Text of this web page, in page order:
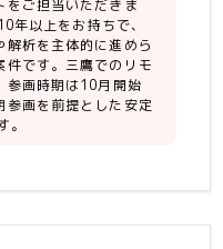
をご担当いただきま
年以上をお持ちで、
解析を主体的に進めら
件です。三鷹でのリモ
参画時期は10月開始
参画を前提とした安定
。